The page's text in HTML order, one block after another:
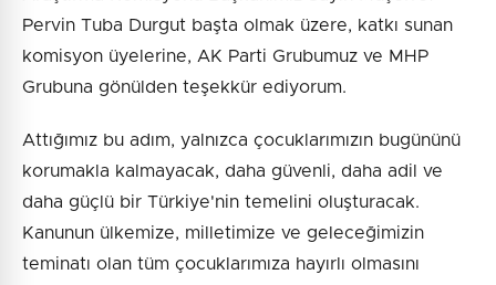
Pervin Tuba Durgut başta olmak üzere, katkı sunan
komisyon üyelerine, AK Parti Grubumuz ve MHP
Grubuna gönülden teşekkür ediyorum.
Attığımız bu adım, yalnızca çocuklarımızın bugününü
korumakla kalmayacak, daha güvenli, daha adil ve
daha güçlü bir Türkiye'nin temelini oluşturacak.
Kanunun ülkemize, milletimize ve geleceğimizin
teminatı olan tüm çocuklarımıza hayırlı olmasını